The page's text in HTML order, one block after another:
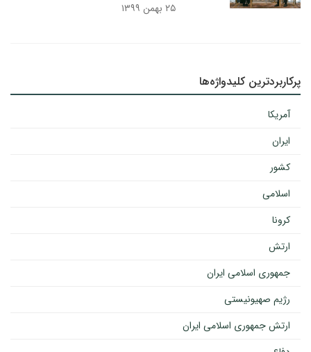
۲۵ بهمن ۱۳۹۹
پرکاربردترین کلیدواژه‌ها
آمریکا
ایران
کشور
اسلامی
کرونا
ارتش
جمهوری اسلامی ایران
رژیم صهیونیستی
ارتش جمهوری اسلامی ایران